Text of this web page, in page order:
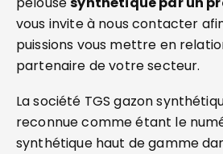
vous invite à nous contacter
puissions vous mettre en
partenaire de votre secteur.
La société TGS gazon
reconnue comme étant le
synthétique haut de gamme